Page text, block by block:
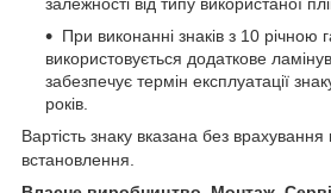
При виконанні знаків з 10 річною
використовується додаткове
забезпечує термін експлуатації
років.
Вартість знаку вказана без врахування
встановлення.